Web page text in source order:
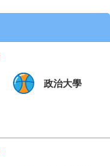
政治大學